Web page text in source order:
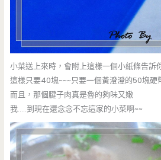
小菜送上來時，會附上這樣一個小紙條告訴
這樣只要40塊~~~只要一個黃澄澄的50塊硬
而且，那個腱子肉真是魯的夠味又嫩
我…..到現在還念念不忘這家的小菜啊~~